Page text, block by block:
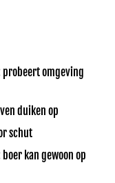
probeert omgeving
duiken op
schut
kan gewoon op